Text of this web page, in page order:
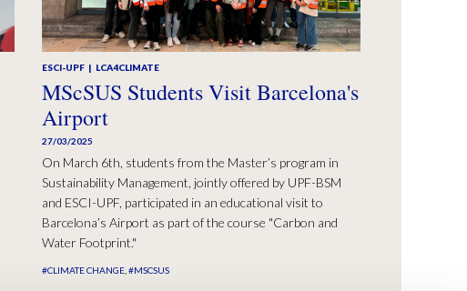
ESCI-UPF LCA4CLIMATE
MScSUS Students Visit Barcelona's
Airport
27/03/2025
On March 6th, students from the Master’s program in
Sustainability Management, jointly offered by UPF-BSM
and ESCI-UPF, participated in an educational visit to
Barcelona’s Airport as part of the course "Carbon and
Water Footprint."
#CLIMATE CHANGE #MSCSUS